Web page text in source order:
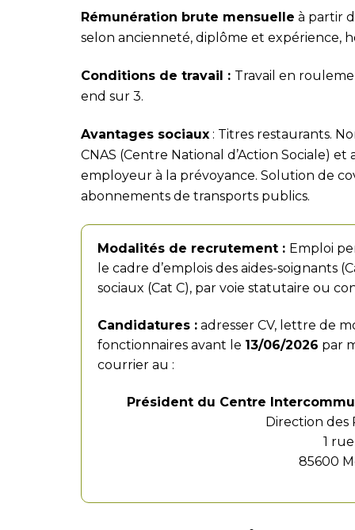
Rémunération brute mensuelle à partir
selon ancienneté, diplôme et expérience,
Conditions de travail : Travail en
end sur 3.
Avantages sociaux : Titres restaurants.
CNAS (Centre National d’Action Sociale)
employeur à la prévoyance. Solution de
abonnements de transports publics.
Modalités de recrutement : Emploi
le cadre d’emplois des aides-soignants
sociaux (Cat C), par voie statutaire ou
Candidatures : adresser CV, lettre de
fonctionnaires avant le 13/06/2026 par
courrier au :
Président du Centre
Direction des
1
85600